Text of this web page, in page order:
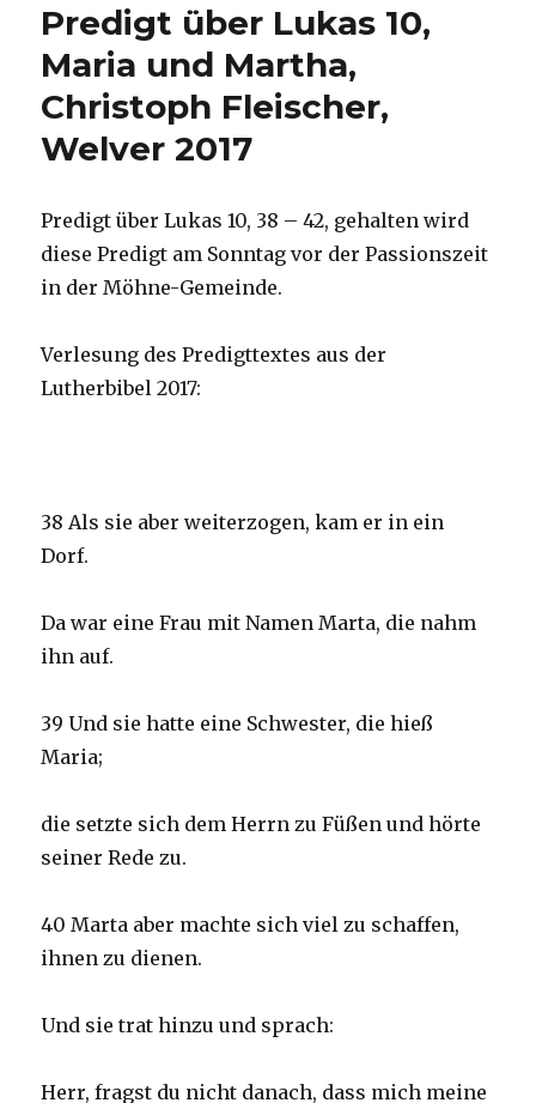
2018,
Fleischer,
Welver
2018
Predigt über Lukas 10,
Maria und Martha,
Christoph Fleischer,
Welver 2017
Predigt über Lukas 10, 38 – 42, gehalten wird
diese Predigt am Sonntag vor der Passionszeit
in der Möhne-Gemeinde.
Verlesung des Predigttextes aus der
Lutherbibel 2017:
38 Als sie aber weiterzogen, kam er in ein
Dorf.
Da war eine Frau mit Namen Marta, die nahm
ihn auf.
39 Und sie hatte eine Schwester, die hieß
Maria;
die setzte sich dem Herrn zu Füßen und hörte
seiner Rede zu.
40 Marta aber machte sich viel zu schaffen,
ihnen zu dienen.
Und sie trat hinzu und sprach:
Herr, fragst du nicht danach, dass mich meine